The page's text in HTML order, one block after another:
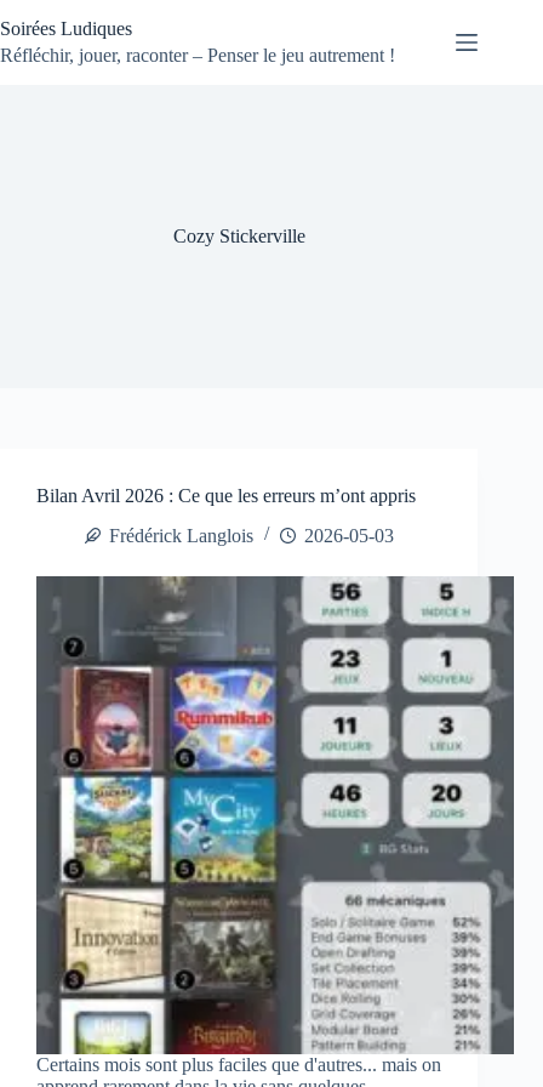
au
contenu
Soirées Ludiques
Réfléchir, jouer, raconter – Penser le jeu autrement !
Cozy Stickerville
Bilan Avril 2026 : Ce que les erreurs m’ont appris
Frédérick Langlois
2026-05-03
Certains mois sont plus faciles que d'autres... mais on